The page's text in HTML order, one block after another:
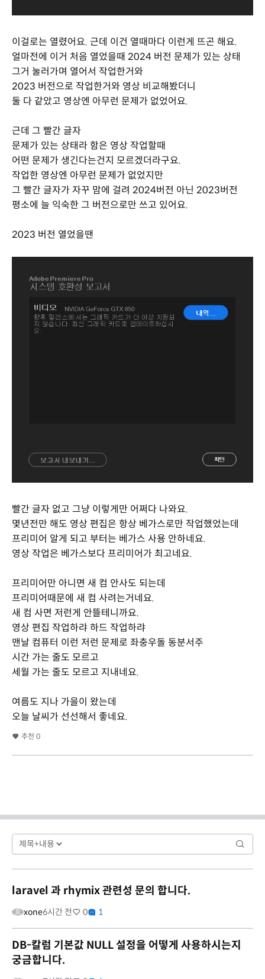
이걸로는 열렸어요. 근데 이건 열때마다 이런게 뜨곤 해요.
얼마전에 이거 처음 열었을때 2024 버전 문제가 있는 상태
그거 눌러가며 열어서 작업한거와
2023 버전으로 작업한거와 영상 비교해봤더니
둘 다 같았고 영상엔 아무런 문제가 없었어요.
근데 그 빨간 글자
문제가 있는 상태라 함은 영상 작업할때
어떤 문제가 생긴다는건지 모르겠더라구요.
작업한 영상엔 아무런 문제가 없었지만
그 빨간 글자가 자꾸 맘에 걸려 2024버전 아닌 2023버전
평소에 늘 익숙한 그 버전으로만 쓰고 있어요.
2023 버전 열었을땐
빨간 글자 없고 그냥 이렇게만 어쩌다 나와요.
몇년전만 해도 영상 편집은 항상 베가스로만 작업했었는데
프리미어 알게 되고 부터는 베가스 사용 안하네요.
영상 작업은 베가스보다 프리미어가 최고네요.
프리미어만 아니면 새 컴 안사도 되는데
프리미어때문에 새 컴 사려는거네요.
새 컴 사면 저런게 안뜰테니까요.
영상 편집 작업하랴 하드 작업하랴
맨날 컴퓨터 이런 저런 문제로 좌충우돌 동분서주
시간 가는 줄도 모르고
세월 가는 줄도 모르고 지내네요.
여름도 지나 가을이 왔는데
오늘 날씨가 선선해서 좋네요.
추천 0
laravel 과 rhymix 관련성 문의 합니다.
xone6시간 전 0 1
DB-칼럼 기본값 NULL 설정을 어떻게 사용하시는지
궁금합니다.